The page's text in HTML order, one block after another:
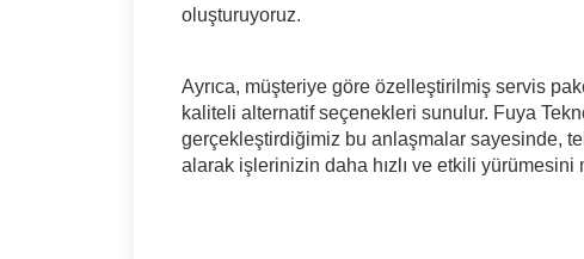
oluşturuyoruz.
Ayrıca, müşteriye göre özelleştirilmiş servis
kaliteli alternatif seçenekleri sunulur. Fuya
gerçekleştirdiğimiz bu anlaşmalar sayesinde,
alarak işlerinizin daha hızlı ve etkili yürümesini